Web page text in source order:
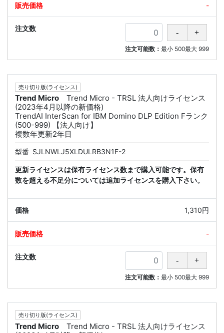
-
注文可能数： 最小 500最大 999
売り切り版(ライセンス)
Trend Micro
Trend Micro - TRSL 法人向けライセンス
(2023年4月以降の新価格)
TrendAI InterScan for IBM Domino DLP Edition Fランク
(500-999) 【法人向け】
複数年更新2年目
型番 SJLNWLJ5XLDULRB3N1F-2
更新ライセンスは保有ライセンス数まで購入可能です。保有
数を超える不足分については追加ライセンスを購入下さい。
1,310円
-
注文可能数： 最小 500最大 999
売り切り版(ライセンス)
Trend Micro
Trend Micro - TRSL 法人向けライセンス